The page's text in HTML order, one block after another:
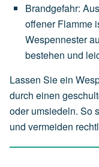
Brandgefahr:
offener Flamme
Wespennester
bestehen und
Lassen Sie ein
durch einen
oder umsiedeln. So
und vermeiden